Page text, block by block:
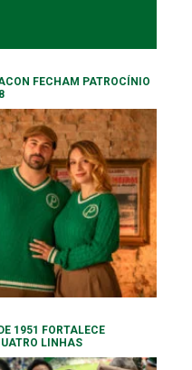
FECHAM PATROCÍNIO
1951 FORTALECE
LINHAS